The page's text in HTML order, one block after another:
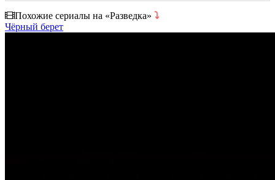
Похожие сериалы на «Разведка» ⤵
Чёрный берет